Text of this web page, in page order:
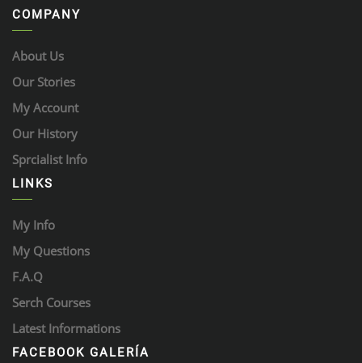
COMPANY
About Us
Our Stories
My Account
Our History
Sprcialist Info
LINKS
My Info
My Questions
F.A.Q
Serch Courses
Latest Informations
FACEBOOK GALERÍA